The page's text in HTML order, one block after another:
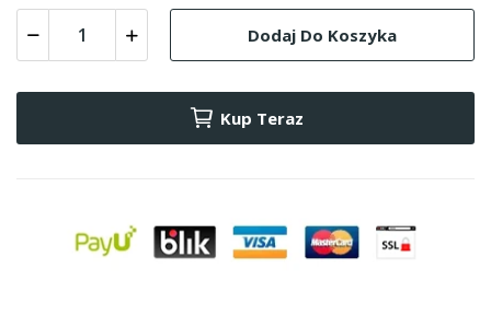
Dodaj Do Koszyka
Kup Teraz